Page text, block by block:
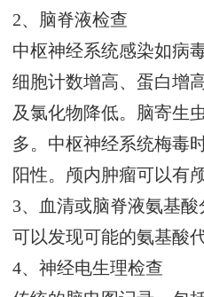
2、脑脊液检查
中枢神经系统感染如病
细胞计数增高、蛋白增
及氯化物降低。脑寄生
多。中枢神经系统梅毒
阳性。颅内肿瘤可以有
3、血清或脑脊液氨基酸
可以发现可能的氨基酸
4、神经电生理检查